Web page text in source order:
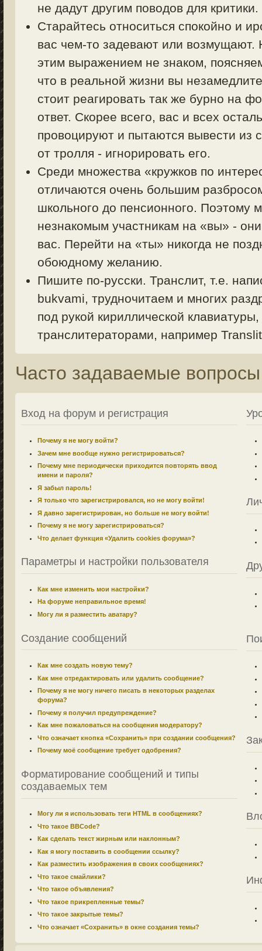
не дадут другим поводов для критики.
Старайтесь относиться спокойно и
вас чем-то задевают или возмущают.
этим выражением не знаком,
что в реальной жизни вы
стоит реагировать так же бурно на
ответ. Скорее всего, вас и всех
провоцируют и пытаются вывести из
от тролля - игнорировать его.
Среди множества «кружков по
отличаются очень большим
школьного до пенсионного. Поэтому
незнакомым участникам на «вы» -
вас. Перейти на «ты» никогда не
обоюдному желанию.
Пишите по-русски. Транслит, т.е.
bukvami, трудночитаем и многих
под рукой кириллической
транслитераторами, например
Часто задаваемые вопросы
Вход на форум и регистрация
Почему я не могу войти?
Зачем мне вообще нужно регистрироваться?
Почему мне периодически приходится повторять ввод
имени и пароля?
Я забыл пароль!
Я только что зарегистрировался, но не могу войти!
Я давно зарегистрирован, но больше не могу войти!
Почему я не могу зарегистрироваться?
Что делает функция «Удалить cookies форума»?
Параметры и настройки пользователя
Как мне изменить мои настройки?
На форуме неправильное время!
Могу ли я разместить аватару?
Создание сообщений
Как мне создать новую тему?
Как мне отредактировать или удалить сообщение?
Почему я не могу ничего писать в некоторых разделах
форума?
Почему я получил предупреждение?
Как мне пожаловаться на сообщения модератору?
Что означает кнопка «Сохранить» при создании сообщения?
Почему моё сообщение требует одобрения?
Форматирование сообщений и типы
создаваемых тем
Могу ли я использовать теги HTML в сообщениях?
Что такое BBCode?
Как сделать текст жирным или наклонным?
Как я могу поставить в сообщении ссылку?
Как разместить изображения в своих сообщениях?
Что такое смайлики?
Что такое объявления?
Что такое прикрепленные темы?
Что такое закрытые темы?
Что означает «Сохранить» в окне создания темы?